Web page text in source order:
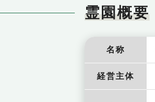
霊園概要
名称
経営主体